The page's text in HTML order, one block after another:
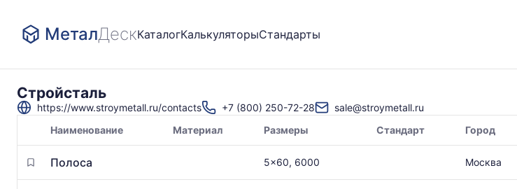
МеталДескКаталогКалькуляторыСтандарты
Стройсталь
https://www.stroymetall.ru/contacts +7 (800) 250-72-28 sale@stroymetall.ru
поставщика
Наименование Материал Размеры Стандарт Город
Полоса 5x60, 6000 Москва